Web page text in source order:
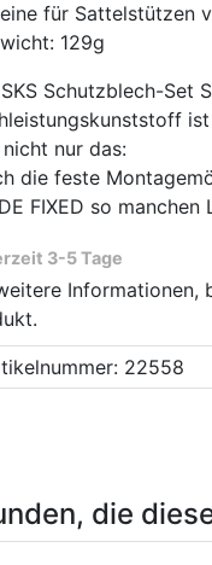
für Sattelstützen
129g
Schutzblech-Set
nur das:
die feste
FIXED so
3-5 Tage
Informationen,
22558
die